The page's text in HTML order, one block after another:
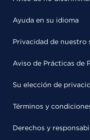
Ayuda en su idioma
Privacidad de nuestro
Aviso de Prácticas de
Su elección de
Términos y
Derechos y